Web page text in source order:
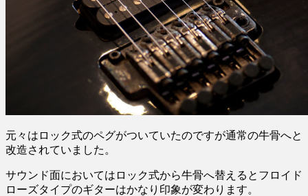
元々はロック式のペグがついていたのですが通常の牛骨へと
改造されていました。
サウンド面においてはロック式から牛骨へ替えるとフロイド
ローズタイプのギターはかなり印象が変わります。